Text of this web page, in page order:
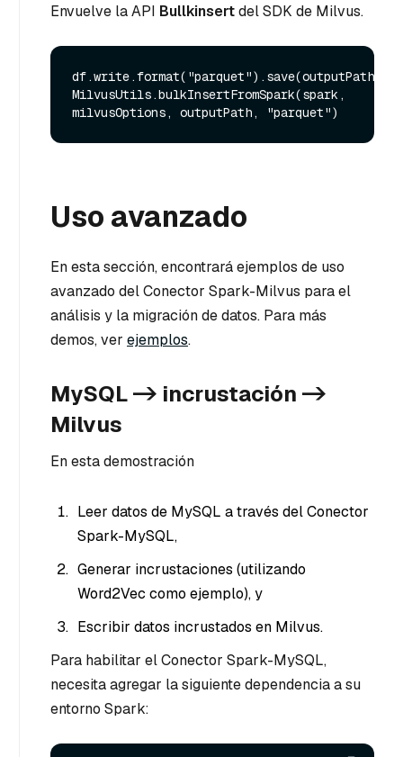
Envuelve la API Bullkinsertdel SDK de Milvus.
df.write.format("parquet").save(outputPath)
MilvusUtils.bulkInsertFromSpark(spark,
Uso avanzado
En esta sección, encontrará ejemplos de uso
avanzado del Conector Spark-Milvus para el
análisis y la migración de datos. Para más
demos, ver ejemplos.
MySQL -> incrustación ->
Milvus
En esta demostración
Leer datos de MySQL a través del Conector
Spark-MySQL,
Generar incrustaciones (utilizando
Word2Vec como ejemplo), y
Escribir datos incrustados en Milvus.
Para habilitar el Conector Spark-MySQL,
necesita agregar la siguiente dependencia a su
entorno Spark: